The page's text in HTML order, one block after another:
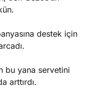
destek için
bu yana servetini
arttırdı.